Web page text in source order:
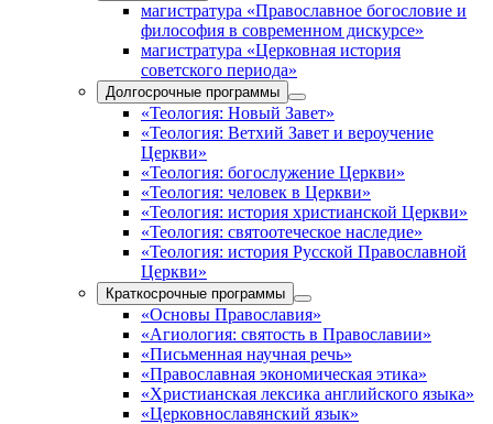
магистратура «Православное богословие и
философия в современном дискурсе»
магистратура «Церковная история
советского периода»
Долгосрочные программы
«Теология: Новый Завет»
«Теология: Ветхий Завет и вероучение
Церкви»
«Теология: богослужение Церкви»
«Теология: человек в Церкви»
«Теология: история христианской Церкви»
«Теология: святоотеческое наследие»
«Теология: история Русской Православной
Церкви»
Краткосрочные программы
«Основы Православия»
«Агиология: святость в Православии»
«Письменная научная речь»
«Православная экономическая этика»
«Христианская лексика английского языка»
«Церковнославянский язык»